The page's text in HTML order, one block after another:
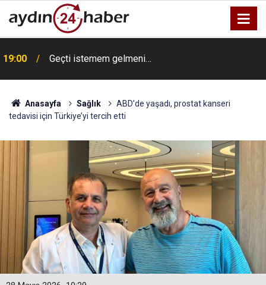
19:00 Geçti istemem gelmeni…
Anasayfa Sağlık
ABD’de yaşadı, prostat kanseri
tedavisi için Türkiye’yi tercih etti